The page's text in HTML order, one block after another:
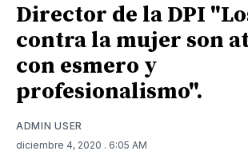
Director de la DPI
contra la mujer son
con esmero y
profesionalismo".
ADMIN USER
diciembre 4, 2020 . 6:05 AM